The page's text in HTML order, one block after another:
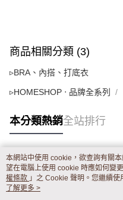
商品相關分類 (3)
▹BRA、內搭、打底衣
▹HOMESHOP ‧ 品牌全系列
本分類熱銷全站排行
熱門標籤
本網站中使用 cookie，欲查詢有關
望在電腦上使用 cookie 時應如何變
權條款 」之 Cookie 聲明。您繼續
用條款之 Cookie 聲明使用 cookie。
了解更多 >